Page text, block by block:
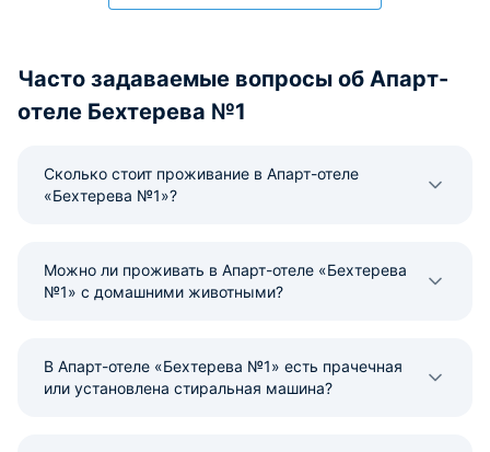
Часто задаваемые вопросы об Апарт-
отеле Бехтерева №1
Сколько стоит проживание в Апарт-отеле
«Бехтерева №1»?
Можно ли проживать в Апарт-отеле «Бехтерева
№1» с домашними животными?
В Апарт-отеле «Бехтерева №1» есть прачечная
или установлена стиральная машина?